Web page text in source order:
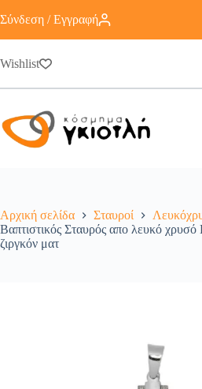
Σύνδεση / Εγγραφή
Wishlist
Αρχική σελίδα Σταυροί
Βαπτιστικός Σταυρός απο λευκό
ζιργκόν ματ